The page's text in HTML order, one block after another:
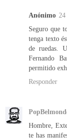
Anónimo
Seguro que
tenga texto
de ruedas.
Fernando
permitido
Responder
Hombre,
te has